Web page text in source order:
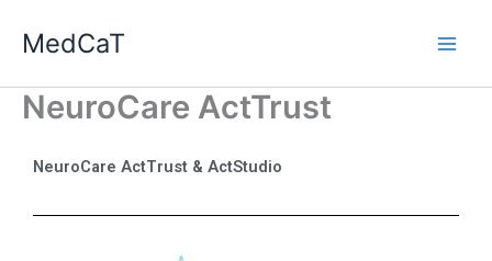
naar
inhoud
MedCaT
NeuroCare ActTrust
NeuroCare ActTrust & ActStudio